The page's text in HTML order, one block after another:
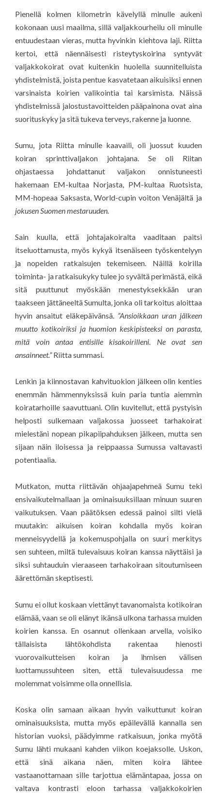
Pienellä kolmen kilometrin kävelyllä minulle aukeni
kokonaan uusi maailma, sillä valjakkourheilu oli minulle
entuudestaan vieras, mutta hyvinkin kiehtova laji. Riitta
kertoi, että näennäisesti risteytyskoirina syntyvät
valjakkokoirat ovat kuitenkin huolella suunnitelluista
yhdistelmistä, joista pentue kasvatetaan aikuisiksi ennen
varsinaista koirien valikointia tai karsimista. Näissä
yhdistelmissä jalostustavoitteiden pääpainona ovat aina
suorituskyky ja sitä tukeva terveys, rakenne ja luonne.
Sumu, jota Riitta minulle kaavaili, oli juossut kuuden
koiran sprinttivaljakon johtajana. Se oli Riitan
ohjastaessa johdattanut valjakon onnistuneesti
hakemaan EM-kultaa Norjasta, PM-kultaa Ruotsista,
MM-hopeaa Saksasta, World-cupin voiton Venäjältä ja
jokusen Suomen mestaruuden.
Sain kuulla, että johtajakoiralta vaaditaan paitsi
itseluottamusta, myös kykyä itsenäiseen työskentelyyn
ja nopeiden ratkaisujen tekemiseen. Näillä koirilla
toiminta- ja ratkaisukyky tulee jo syvältä perimästä, eikä
sitä puuttunut myöskään menestyksekkään uran
taakseen jättäneeltä Sumulta, jonka oli tarkoitus aloittaa
hyvin ansaitut eläkepäivänsä. ”Ansioikkaan uran jälkeen
muutto kotikoiriksi ja huomion keskipisteeksi on parasta,
mitä voin antaa entisille kisakoirilleni. Ne ovat sen
ansainneet.”Riitta summasi.
Lenkin ja kiinnostavan kahvituokion jälkeen olin kenties
enemmän hämmennyksissä kuin paria tuntia aiemmin
koiratarhoille saavuttuani. Olin kuvitellut, että pystyisin
helposti sulkemaan valjakossa juosseet tarhakoirat
mielestäni nopean pikapiipahduksen jälkeen, mutta sen
sijaan näin iloisessa ja reippaassa Sumussa valtavasti
potentiaalia.
Mutkaton, mutta riittävän ohjaajapehmeä Sumu teki
ensivaikutelmallaan ja ominaisuuksillaan minuun suuren
vaikutuksen. Vaan päätöksen edessä painoi silti vielä
muutakin: aikuisen koiran kohdalla myös koiran
menneisyydellä ja kokemuspohjalla on suuri merkitys
sen suhteen, miltä tulevaisuus koiran kanssa näyttäisi ja
siksi suhtauduin vieraaseen tarhakoiraan sitoutumiseen
äärettömän skeptisesti.
Sumu ei ollut koskaan viettänyt tavanomaista kotikoiran
elämää, vaan se oli elänyt ikänsä ulkona tarhassa muiden
koirien kanssa. En osannut ollenkaan arvella, voisiko
tällaisista lähtökohdista rakentaa hienosti
vuorovaikutteisen koiran ja ihmisen välisen
luottamussuhteen siten, että tulevaisuudessa me
molemmat voisimme olla onnellisia.
Koska olin samaan aikaan hyvin vaikuttunut koiran
ominaisuuksista, mutta myös epäilevällä kannalla sen
historian vuoksi, päädyimme ratkaisuun, jonka myötä
Sumu lähti mukaani kahden viikon koejaksolle. Uskon,
että sinä aikana näen, miten koira lähtee
vastaanottamaan sille tarjottua elämäntapaa, jossa on
valtava kontrasti eloon tarhassa valjakkokoirien